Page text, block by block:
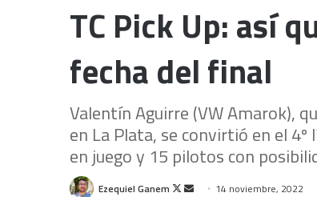
TC Pick Up: así
fecha del final
Valentín Aguirre (VW Amarok),
en La Plata, se convirtió en el
en juego y 15 pilotos con
Ezequiel Ganem
Follow
Send 14 noviembre, 2022